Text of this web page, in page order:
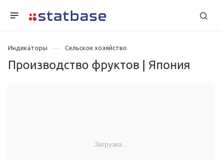
Индикаторы Сельское хозяйство
Производство фруктов | Япония
Загрузка...